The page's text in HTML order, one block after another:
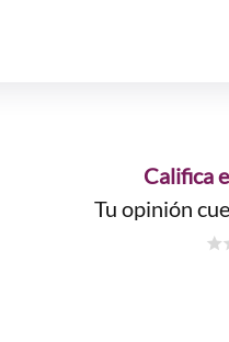
Califica
Tu opinión